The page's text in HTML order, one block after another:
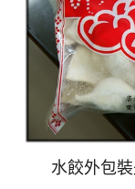
水餃外包裝